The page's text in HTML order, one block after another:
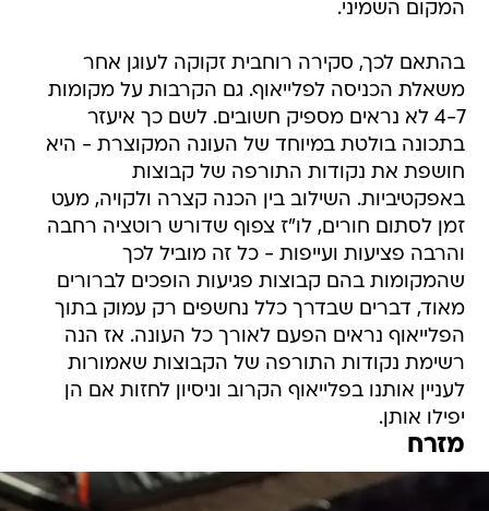
המקום השמיני.
בהתאם לכך, סקירה רוחבית זקוקה לעוגן אחר
משאלת הכניסה לפלייאוף. גם הקרבות על מקומות
4-7 לא נראים מספיק חשובים. לשם כך איעזר
בתכונה בולטת במיוחד של העונה המקוצרת - היא
חושפת את נקודות התורפה של קבוצות
באפקטיביות. השילוב בין הכנה קצרה ולקויה, מעט
זמן לסתום חורים, לו"ז צפוף שדורש רוטציה רחבה
והרבה פציעות ועייפות - כל זה מוביל לכך
שהמקומות בהם קבוצות פגיעות הופכים לברורים
מאוד, דברים שבדרך כלל נחשפים רק עמוק בתוך
הפלייאוף נראים הפעם לאורך כל העונה. אז הנה
רשימת נקודות התורפה של הקבוצות שאמורות
לעניין אותנו בפלייאוף הקרוב וניסיון לחזות אם הן
יפילו אותן.
מזרח